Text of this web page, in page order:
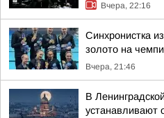
Вчера, 22:16
Синхронистка
золото на
Вчера, 21:46
В
устанавливают